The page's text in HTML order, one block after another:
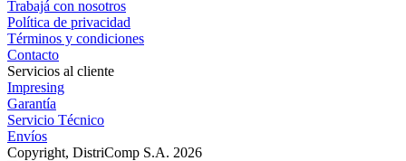
Trabajá con nosotros
Política de privacidad
Términos y condiciones
Contacto
Servicios al cliente
Impresing
Garantía
Servicio Técnico
Envíos
Copyright, DistriComp S.A. 2026